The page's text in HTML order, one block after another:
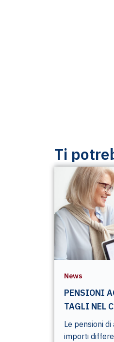
Ti
News
PENSIONI
TAGLI NEL
Le pensioni
importi